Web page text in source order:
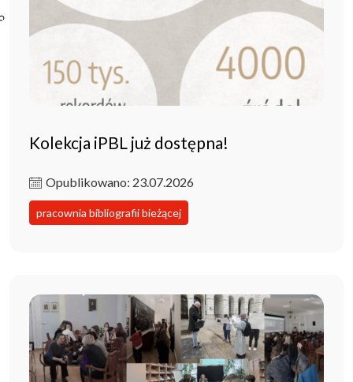
Poczta ibl.waw.pl
Kontakt
Kolekcja iPBL już dostępna!
Opublikowano: 23.07.2026
pracownia bibliografii bieżącej